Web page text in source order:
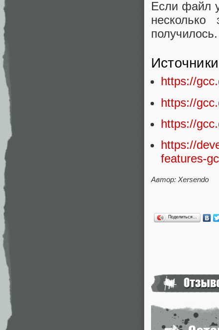
Если файл
получилось.
Источники
https://
https://
https://
https://
features-
Автор: Xersendo
Поделиться…